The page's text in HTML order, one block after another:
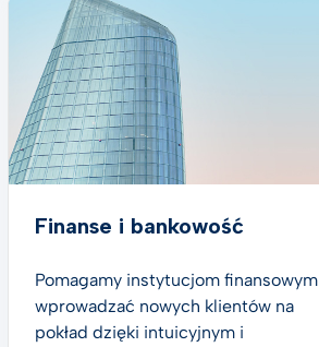
Finanse i bankowość
Pomagamy instytucjom finansowym
wprowadzać nowych klientów na
pokład dzięki intuicyjnym i